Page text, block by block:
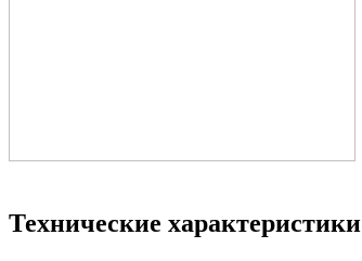
Технические характеристики